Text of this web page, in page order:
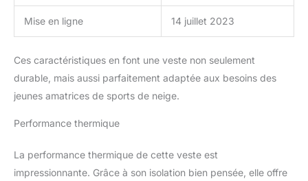
imperméable avec
interface veste-à-
contour compatible avec
le casque avec
manchette élastique à
capuche et tête réglable
poignets réglables,
largeur de l'ourlet
Mise en ligne 14 juillet 2023
Ces caractéristiques en font une veste non seulement
durable, mais aussi parfaitement adaptée aux besoins des
jeunes amatrices de sports de neige.
Performance thermique
La performance thermique de cette veste est
impressionnante. Grâce à son isolation bien pensée, elle offre